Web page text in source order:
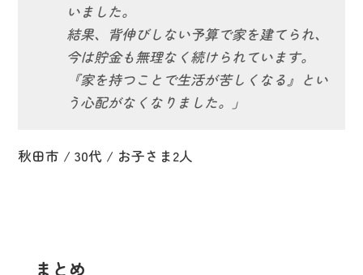
いました。
結果、背伸びしない予算で家を建てられ、
今は貯金も無理なく続けられています。
『家を持つことで生活が苦しくなる』とい
う心配がなくなりました。」
秋田市 / 30代 / お子さま2人
まとめ